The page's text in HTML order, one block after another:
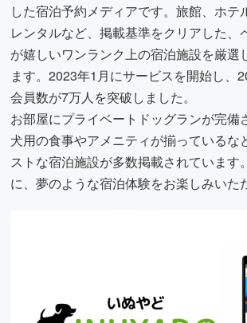
した宿泊予約メディアです。旅館、ホテ
レンタルなど、掲載基準をクリアした、
が嬉しいワンランク上の宿泊施設を厳選
ます。2023年1月にサービスを開始し、
会員数が7万人を突破しました。
お部屋にプライベートドッグランが完備
犬用の食事やアメニティが揃っているな
ストな宿泊施設が多数掲載されています
に、夢のような宿泊体験をお楽しみいた